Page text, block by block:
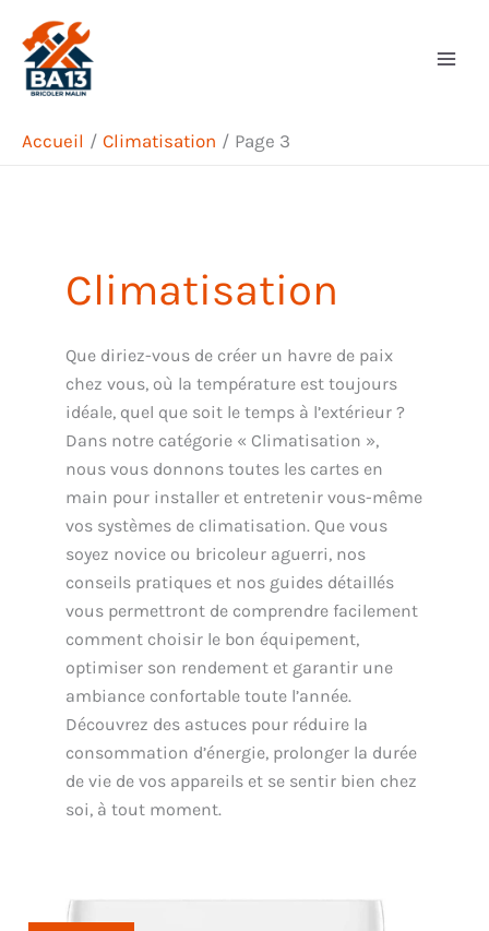
contenu
Accueil Climatisation Page 3
Climatisation
Que diriez-vous de créer un havre de paix
chez vous, où la température est toujours
idéale, quel que soit le temps à l’extérieur ?
Dans notre catégorie « Climatisation »,
nous vous donnons toutes les cartes en
main pour installer et entretenir vous-même
vos systèmes de climatisation. Que vous
soyez novice ou bricoleur aguerri, nos
conseils pratiques et nos guides détaillés
vous permettront de comprendre facilement
comment choisir le bon équipement,
optimiser son rendement et garantir une
ambiance confortable toute l’année.
Découvrez des astuces pour réduire la
consommation d’énergie, prolonger la durée
de vie de vos appareils et se sentir bien chez
soi, à tout moment.
Rechercher